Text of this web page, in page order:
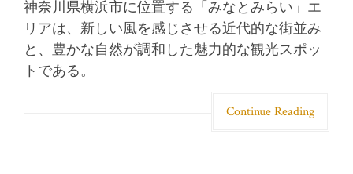
神奈川県横浜市に位置する「みなとみらい」エ
リアは、新しい風を感じさせる近代的な街並み
と、豊かな自然が調和した魅力的な観光スポッ
トである。
Continue Reading